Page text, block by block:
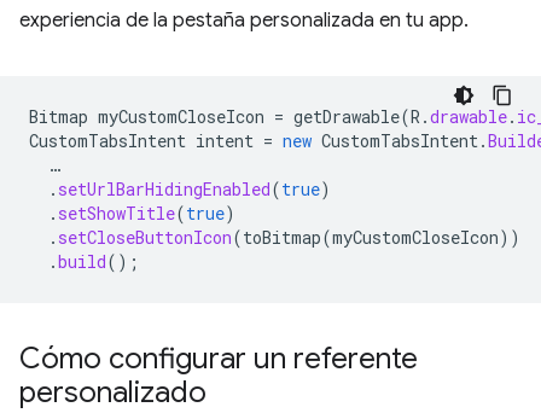
experiencia de la pestaña personalizada en tu app.
Bitmap myCustomCloseIcon = getDrawable(R .drawable.
CustomTabsIntent intent = new CustomTabsIntent.
…
. setUrlBarHidingEnabled(true)
. setShowTitle(true)
. setCloseButtonIcon(toBitmap(myCustomCloseIcon))
.build();
Cómo configurar un referente
personalizado